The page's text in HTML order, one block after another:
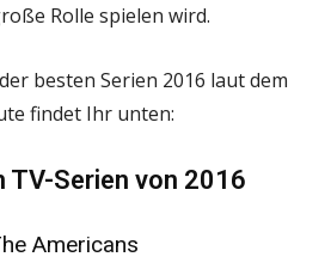
Rolle spielen wird.
besten Serien 2016 laut dem
findet Ihr unten:
TV-Serien von 2016
Americans